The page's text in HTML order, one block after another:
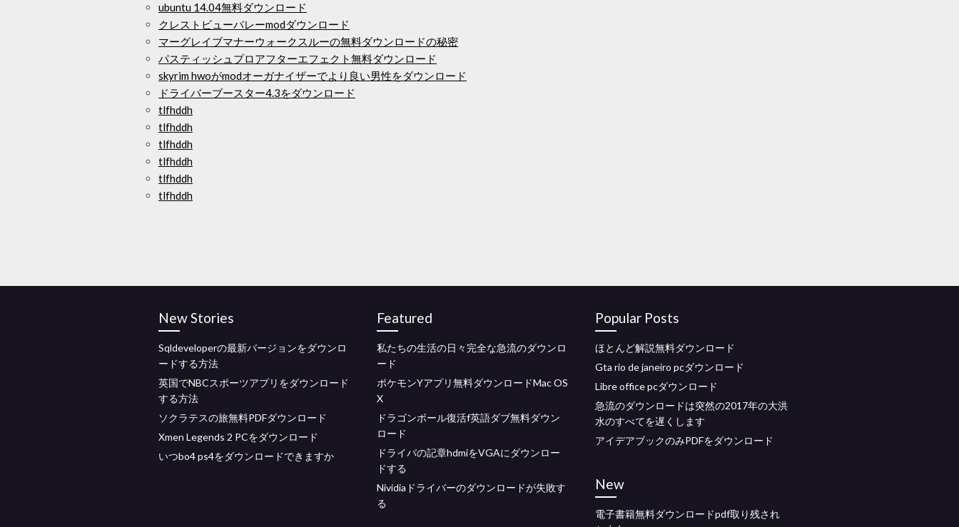
ubuntu 14.04無料ダウンロード
クレストビューバレーmodダウンロード
マーグレイブマナーウォークスルーの無料ダウンロードの秘密
パスティッシュプロアフターエフェクト無料ダウンロード
skyrim hwoがmodオーガナイザーでより良い男性をダウンロード
ドライバーブースター4.3をダウンロード
tlfhddh
tlfhddh
tlfhddh
tlfhddh
tlfhddh
tlfhddh
New Stories
Sqldeveloperの最新バージョンをダウンロ
ードする方法
英国でNBCスポーツアプリをダウンロード
する方法
ソクラテスの旅無料PDFダウンロード
Xmen Legends 2 PCをダウンロード
いつbo4 ps4をダウンロードできますか
Featured
私たちの生活の日々完全な急流のダウンロ
ード
ポケモンYアプリ無料ダウンロードMac OS
X
ドラゴンボール復活f英語ダブ無料ダウン
ロード
ドライバの記章hdmiをVGAにダウンロー
ドする
Nividiaドライバーのダウンロードが失敗す
る
Popular Posts
ほとんど解説無料ダウンロード
Gta rio de janeiro pcダウンロード
Libre office pcダウンロード
急流のダウンロードは突然の2017年の大洪
水のすべてを遅くします
アイデアブックのみPDFをダウンロード
New
電子書籍無料ダウンロードpdf取り残され